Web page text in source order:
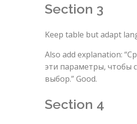
Section 3
Keep table but adapt
Also add explanation:
эти параметры, чтобы
выбор.” Good.
Section 4